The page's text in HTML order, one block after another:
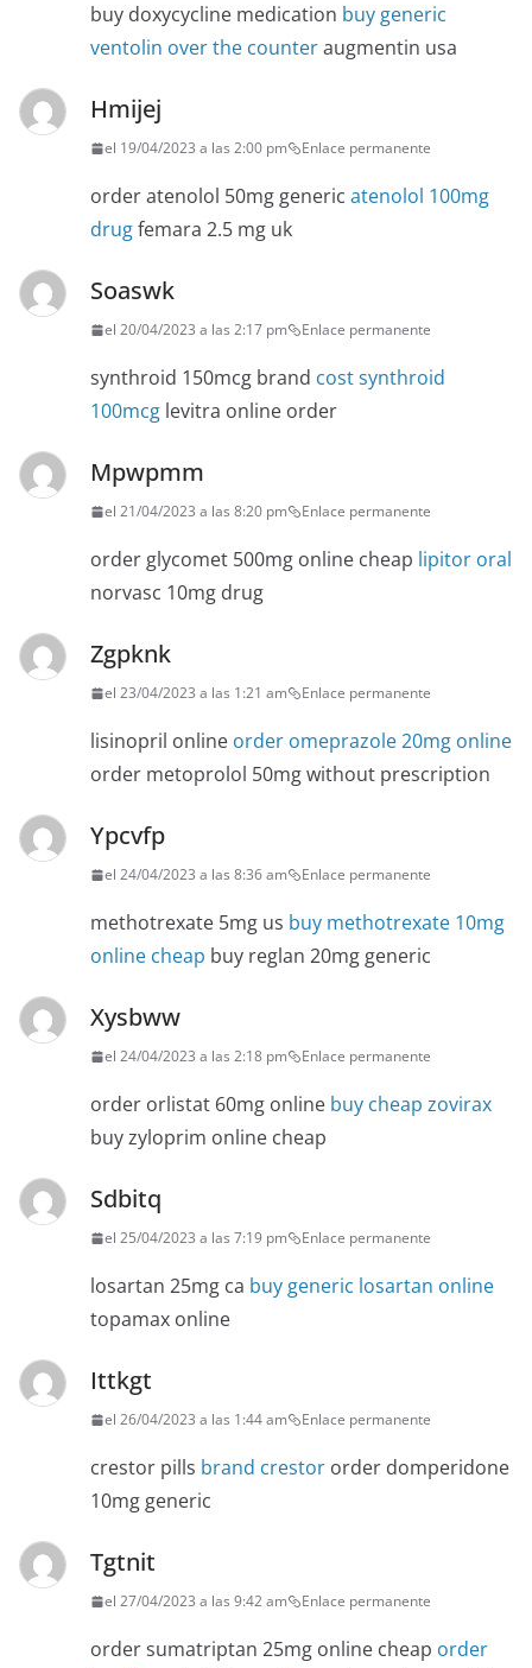
buy doxycycline medication buy generic
ventolin over the counteraugmentin usa
Hmijej
el 19/04/2023 a las 2:00 pm Enlace permanente
order atenolol 50mg generic atenolol 100mg
drugfemara 2.5 mg uk
Soaswk
el 20/04/2023 a las 2:17 pm Enlace permanente
synthroid 150mcg brand cost synthroid
100mcg levitra online order
Mpwpmm
el 21/04/2023 a las 8:20 pm Enlace permanente
order glycomet 500mg online cheap lipitor oral
norvasc 10mg drug
Zgpknk
el 23/04/2023 a las 1:21 am Enlace permanente
lisinopril online order omeprazole 20mg online
order metoprolol 50mg without prescription
Ypcvfp
el 24/04/2023 a las 8:36 am Enlace permanente
methotrexate 5mg us buy methotrexate 10mg
online cheap buy reglan 20mg generic
Xysbww
el 24/04/2023 a las 2:18 pm Enlace permanente
order orlistat 60mg online buy cheap zovirax
buy zyloprim online cheap
Sdbitq
el 25/04/2023 a las 7:19 pm Enlace permanente
losartan 25mg ca buy generic losartan online
topamax online
Ittkgt
el 26/04/2023 a las 1:44 am Enlace permanente
crestor pills brand crestor order domperidone
10mg generic
Tgtnit
el 27/04/2023 a las 9:42 am Enlace permanente
order sumatriptan 25mg online cheap order